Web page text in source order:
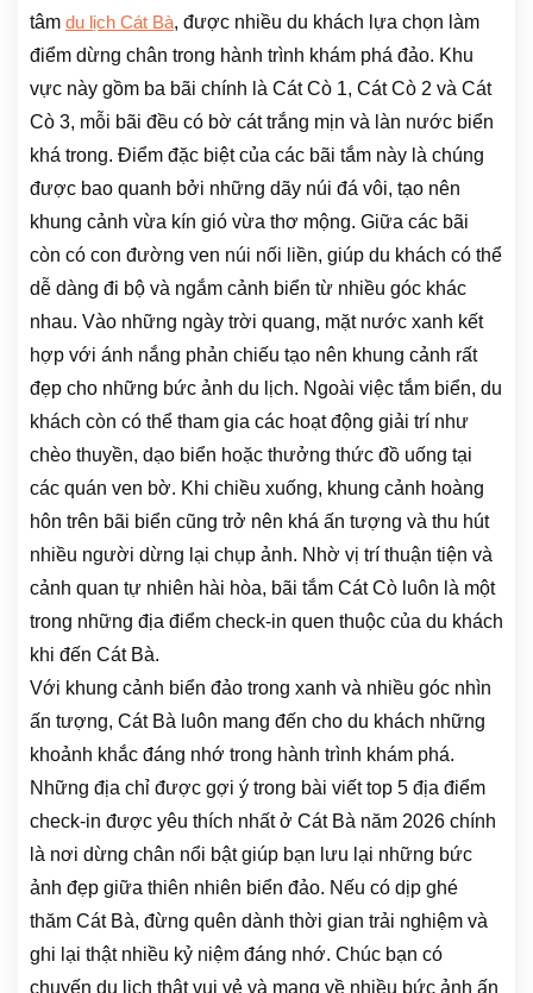
tâm du lịch Cát Bà, được nhiều du khách lựa chọn làm
điểm dừng chân trong hành trình khám phá đảo. Khu
vực này gồm ba bãi chính là Cát Cò 1, Cát Cò 2 và Cát
Cò 3, mỗi bãi đều có bờ cát trắng mịn và làn nước biển
khá trong. Điểm đặc biệt của các bãi tắm này là chúng
được bao quanh bởi những dãy núi đá vôi, tạo nên
khung cảnh vừa kín gió vừa thơ mộng. Giữa các bãi
còn có con đường ven núi nối liền, giúp du khách có thể
dễ dàng đi bộ và ngắm cảnh biển từ nhiều góc khác
nhau. Vào những ngày trời quang, mặt nước xanh kết
hợp với ánh nắng phản chiếu tạo nên khung cảnh rất
đẹp cho những bức ảnh du lịch. Ngoài việc tắm biển, du
khách còn có thể tham gia các hoạt động giải trí như
chèo thuyền, dạo biển hoặc thưởng thức đồ uống tại
các quán ven bờ. Khi chiều xuống, khung cảnh hoàng
hôn trên bãi biển cũng trở nên khá ấn tượng và thu hút
nhiều người dừng lại chụp ảnh. Nhờ vị trí thuận tiện và
cảnh quan tự nhiên hài hòa, bãi tắm Cát Cò luôn là một
trong những địa điểm check-in quen thuộc của du khách
khi đến Cát Bà.
Với khung cảnh biển đảo trong xanh và nhiều góc nhìn
ấn tượng, Cát Bà luôn mang đến cho du khách những
khoảnh khắc đáng nhớ trong hành trình khám phá.
Những địa chỉ được gợi ý trong bài viết top 5 địa điểm
check-in được yêu thích nhất ở Cát Bà năm 2026 chính
là nơi dừng chân nổi bật giúp bạn lưu lại những bức
ảnh đẹp giữa thiên nhiên biển đảo. Nếu có dịp ghé
thăm Cát Bà, đừng quên dành thời gian trải nghiệm và
ghi lại thật nhiều kỷ niệm đáng nhớ. Chúc bạn có
chuyến du lịch thật vui vẻ và mang về nhiều bức ảnh ấn